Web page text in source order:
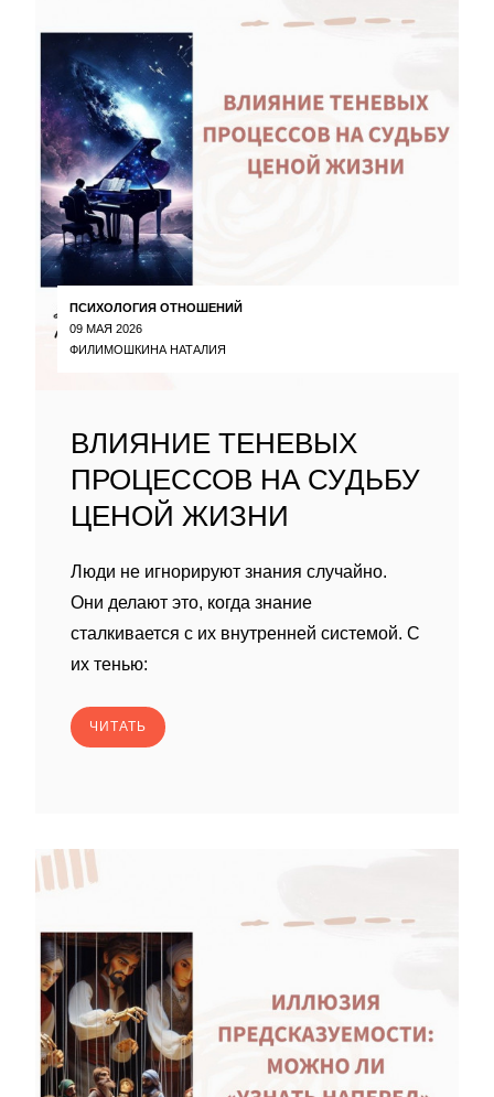
ПСИХОЛОГИЯ ОТНОШЕНИЙ
09 МАЯ 2026
ФИЛИМОШКИНА НАТАЛИЯ
ВЛИЯНИЕ ТЕНЕВЫХ
ПРОЦЕССОВ НА СУДЬБУ
ЦЕНОЙ ЖИЗНИ
Люди не игнорируют знания случайно.
Они делают это, когда знание
сталкивается с их внутренней системой. С
их тенью:
ЧИТАТЬ